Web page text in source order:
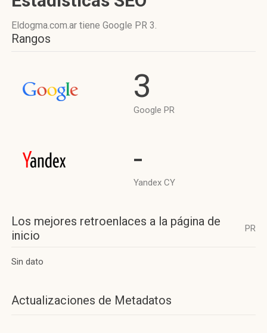
Eldogma.com.ar tiene Google PR 3.
Rangos
3
Google PR
-
Yandex CY
Los mejores retroenlaces a la página de
inicio
PR
Sin dato
Actualizaciones de Metadatos